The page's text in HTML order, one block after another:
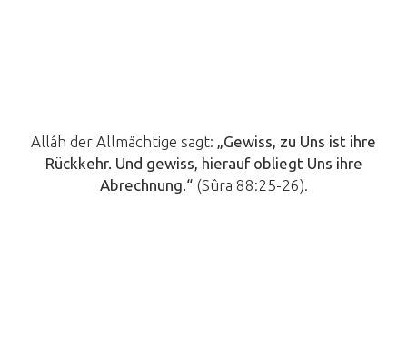
Allâh der Allmächtige sagt:
„Gewiss, zu Uns ist ihre
Rückkehr. Und gewiss, hierauf obliegt Uns ihre
Abrechnung.“(Sûra 88:25-26).